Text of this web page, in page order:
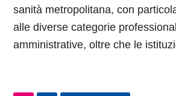
sanità metropolitana, con
alle diverse categorie
amministrative, oltre che le